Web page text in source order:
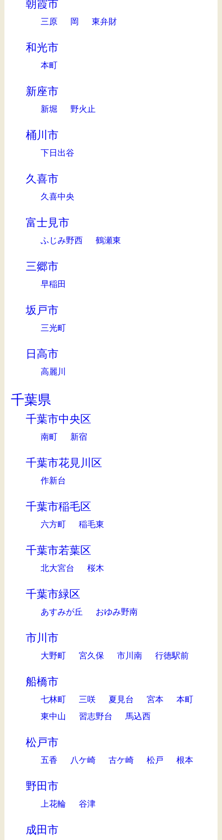
朝霞市
三原 岡 東弁財
和光市
本町
新座市
新堀 野火止
桶川市
下日出谷
久喜市
久喜中央
富士見市
ふじみ野西 鶴瀬東
三郷市
早稲田
坂戸市
三光町
日高市
高麗川
千葉県
千葉市中央区
南町 新宿
千葉市花見川区
作新台
千葉市稲毛区
六方町 稲毛東
千葉市若葉区
北大宮台 桜木
千葉市緑区
あすみが丘 おゆみ野南
市川市
大野町 宮久保 市川南 行徳駅前
船橋市
七林町 三咲 夏見台 宮本
本町
東中山
習志野台 馬込西
松戸市
五香 八ケ崎 古ケ崎 松戸 根本
野田市
上花輪 谷津
成田市